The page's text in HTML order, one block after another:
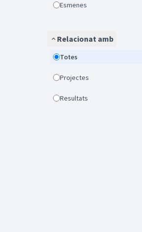
Esmenes
Relacionat amb
Totes
Projectes
Resultats